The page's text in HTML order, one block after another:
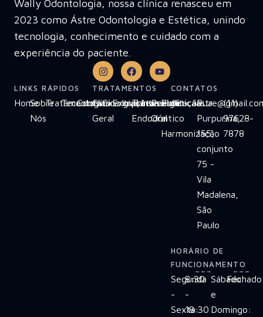
Wally Odontologia, nossa clínica renasceu em
2023 como Ástre Odontologia e Estética, unindo
tecnologia, conhecimento e cuidado com a
experiência do paciente.
LINKS RÁPIDOS
HomeSobre
Nós
Tratamentos
Tecnologias
Contato
TRATAMENTOS
Clínica
Geral
Cirurgias
Extrações
Implante
Tratamento
Endodôntico
Invisalign
Reabilitação
Oral
Estética
e
Harmonização
CONTATOS
Rua
Purpurina,
155,
conjunto
75 -
Vila
Madalena,
São
Paulo
(11)
97628-
7878
HORÁRIO DE
FUNCIONAMENTO
Segunda
-
Sexta:
8:30
-
18:30
Sábado
e
Domingo:
Fechado